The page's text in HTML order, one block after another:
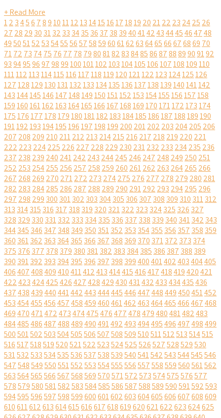
+ Read More
12 3456 78910111213141516171819 20 2122 23 2425 26
27 28 29 30 3132 33 3435 36 37 38 39404142434445464748
495051525354555657585960616263646566676869 70
7172 73 7475 76 77 78 7980818283848586878889909192
93949596979899100101102103104105106107108109110
111112113114115116117118119120121122123124125126
127128129130131132133134135136137138139140141142
143144145146147148149150151152153154155156157158
159160161162163164165166167168169170171172173174
175176177178179180181182183184185186187188189190
191192193194195196197198199 200 201202 203 204205 206
207 208 209 210 211212 213 214215 216 217 218 219 220 221
222 223 224225 226 227 228 229 230 231232 233 234235 236
237 238 239 240 241242 243 244245 246 247 248 249 250 251
252 253 254255 256 257 258 259 260 261262 263 264265 266
267 268 269 270 271272 273 274275 276 277 278 279 280 281
282 283 284285 286 287 288 289 290 291292 293 294295 296
297 298 299 300 301302 303 304305 306 307 308 309 310 311312
313 314315 316 317 318 319 320 321322 323 324325 326 327
328 329 330 331332 333 334335 336 337 338 339 340 341342 343
344345 346 347 348 349 350 351352 353 354355 356 357 358 359
360 361362 363 364365 366 367 368 369 370 371372 373 374
375 376 377 378 379 380 381382 383 384385 386 387 388 389
390 391392 393 394395 396 397 398 399400401402403404405
406407408409410411412413414415416417418419420421
422423424425426427428429430431432433434435436
437438439440441442443444445446447448449450451452
453454455456457458459460461462463464465466467468
469470471472473474475476477478479480481482483
484485486487488489490491492493494495496497498499
500501502503504505506507508509510511512513514515
516517518519520521522523524525526527528529530
531532533534535536537538539540541542543544545546
547548549550551552553554555556557558559560561562
563564565566567568569570571572573574575576577
578579580581582583584585586587588589590591592593
594595596597598599600601602603604605606607608609
610611612613614615616617618619620621622623624625